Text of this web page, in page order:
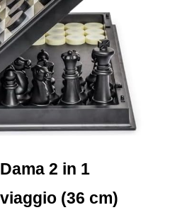
2 in 1
(36 cm)